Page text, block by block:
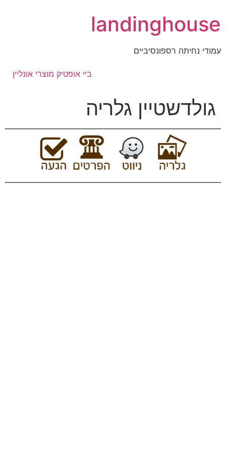
לתוכןlandinghouse
עמודי נחיתה רספונסיביים
ביי אופטיק מוצרי אונליין
גולדשטיין גלריה